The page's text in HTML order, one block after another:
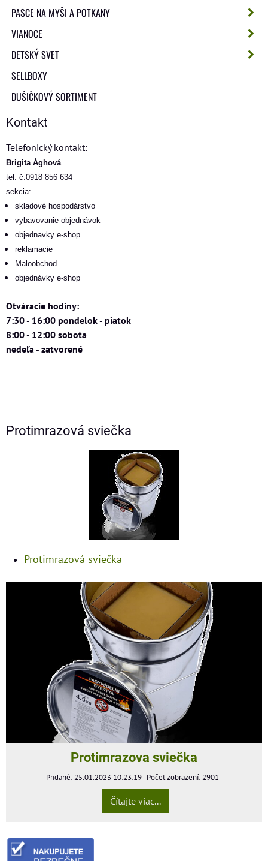
PASCE NA MYŠI A POTKANY
VIANOCE
DETSKÝ SVET
SELLBOXY
DUŠIČKOVÝ SORTIMENT
Kontakt
Telefonický kontakt:
Brigita Ághová
tel. č:0918 856 634
sekcia:
skladové hospodárstvo
vybavovanie objednávok
objednavky e-shop
reklamacie
Maloobchod
objednávky e-shop
Otváracie hodiny:
7:30 - 16:00 pondelok - piatok
8:00 - 12:00 sobota
nedeľa - zatvorené
Protimrazová sviečka
Protimrazová sviečka
Protimrazova sviečka
Pridané: 25.01.2023 10:23:19 Počet zobrazení: 2901
Čítajte viac...